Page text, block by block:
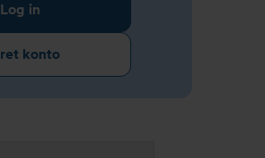
Log in
konto